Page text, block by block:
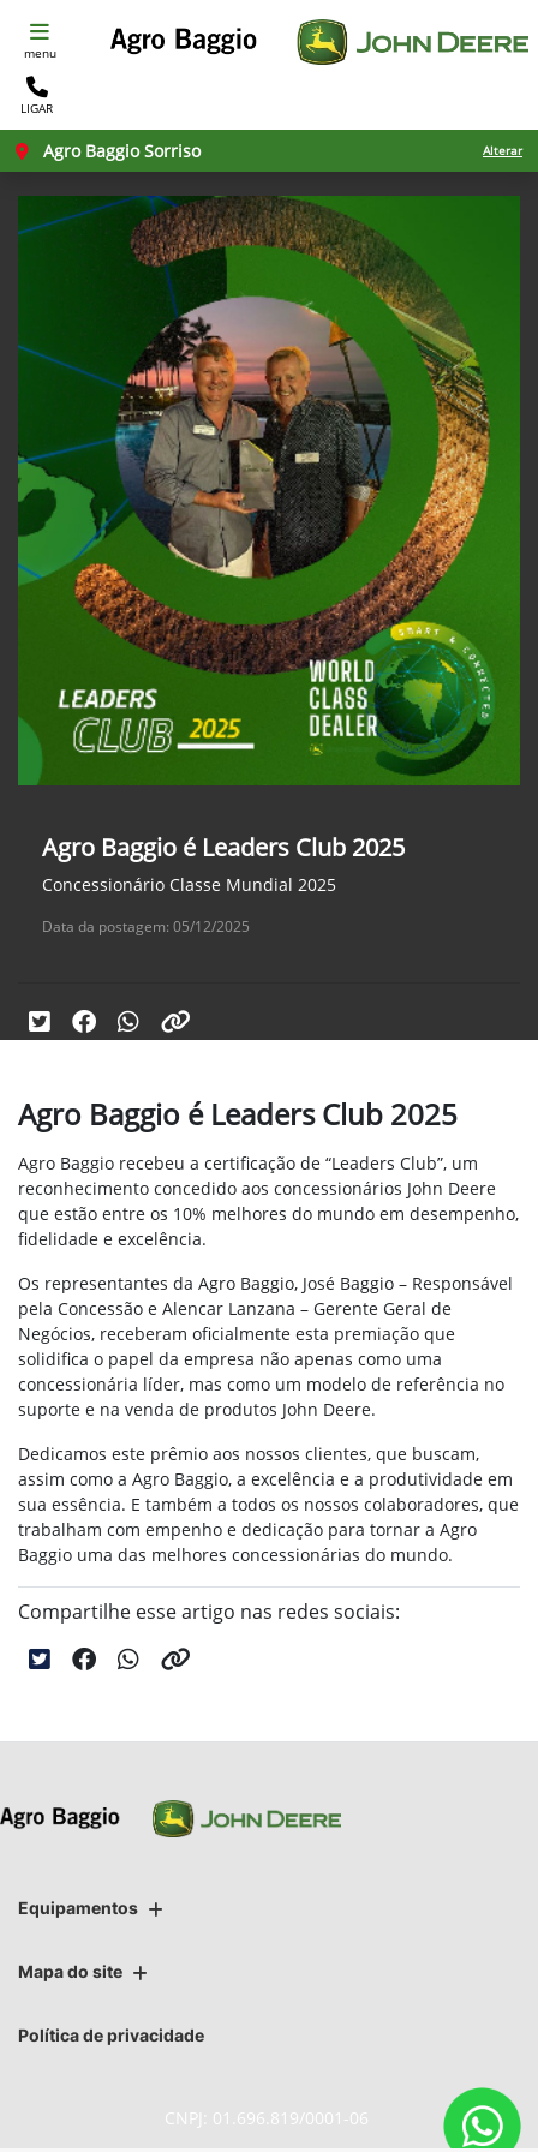
menu
LIGAR
Agro Baggio Sorriso Alterar
Agro Baggio é Leaders Club 2025
Concessionário Classe Mundial 2025
Data da postagem: 05/12/2025
Agro Baggio é Leaders Club 2025
Agro Baggio recebeu a certificação de “Leaders Club”, um
reconhecimento concedido aos concessionários John Deere
que estão entre os 10% melhores do mundo em desempenho,
fidelidade e excelência.
Os representantes da Agro Baggio, José Baggio – Responsável
pela Concessão e Alencar Lanzana – Gerente Geral de
Negócios, receberam oficialmente esta premiação que
solidifica o papel da empresa não apenas como uma
concessionária líder, mas como um modelo de referência no
suporte e na venda de produtos John Deere.
Dedicamos este prêmio aos nossos clientes, que buscam,
assim como a Agro Baggio, a excelência e a produtividade em
sua essência. E também a todos os nossos colaboradores, que
trabalham com empenho e dedicação para tornar a Agro
Baggio uma das melhores concessionárias do mundo.
Compartilhe esse artigo nas redes sociais:
Equipamentos
Mapa do site
Política de privacidade
CNPJ: 01.696.819/0001-06